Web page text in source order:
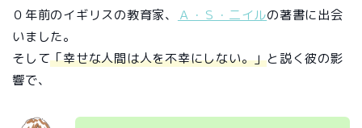
０年前のイギリスの教育家、
Ａ・Ｓ・二イルの著書に出会
いました。
そして「幸せな人間は人を不幸にしない。」と説く彼の影
響で、